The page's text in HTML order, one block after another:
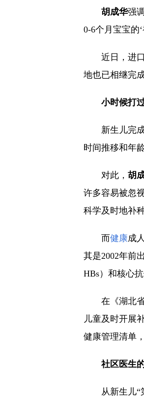
胡成华强
0-6个月宝宝的
近日，进
地也已相继完
小时候打
新生儿完
时间推移和年
对此， 胡
许多容易被忽
科学及时地补
而健康成人
其是2002年前
HBs）和核心
在《湖北
儿童及时开展
健康管理清单
社区医生
从新生儿